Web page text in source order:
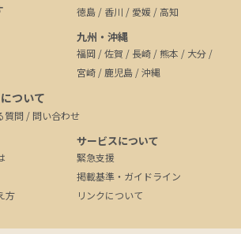
徳島 / 香川 / 愛媛 /高知
九州・沖縄
福岡 /佐賀 / 長崎 /熊本 / 大分 /
宮崎 / 鹿児島 /沖縄
ついて
質問 / 問い合わせ
方
サービスについて
緊急支援
掲載基準・ガイドライン
リンクについて